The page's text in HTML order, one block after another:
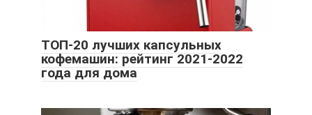
ТОП-20 лучших капсульных
кофемашин: рейтинг 2021-2022
года для дома